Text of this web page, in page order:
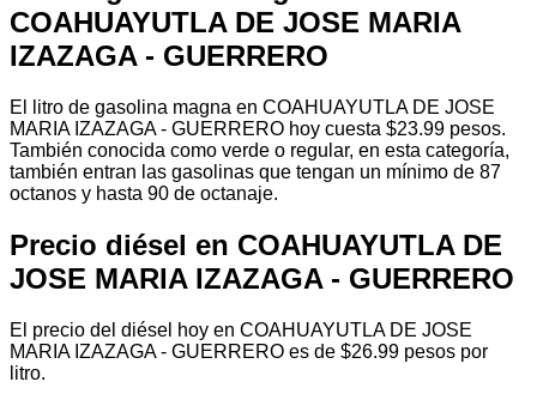
COAHUAYUTLA DE JOSE MARIA
IZAZAGA - GUERRERO
El litro de gasolina magna en COAHUAYUTLA DE JOSE
MARIA IZAZAGA - GUERRERO hoy cuesta $23.99 pesos.
También conocida como verde o regular, en esta categoría,
también entran las gasolinas que tengan un mínimo de 87
octanos y hasta 90 de octanaje.
Precio diésel en COAHUAYUTLA DE
JOSE MARIA IZAZAGA - GUERRERO
El precio del diésel hoy en COAHUAYUTLA DE JOSE
MARIA IZAZAGA - GUERRERO es de $26.99 pesos por
litro.